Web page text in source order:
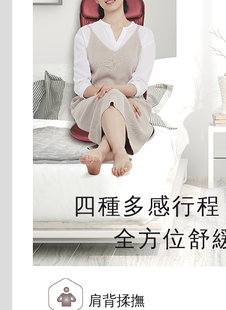
四種多感行程
全方位舒
肩背揉撫